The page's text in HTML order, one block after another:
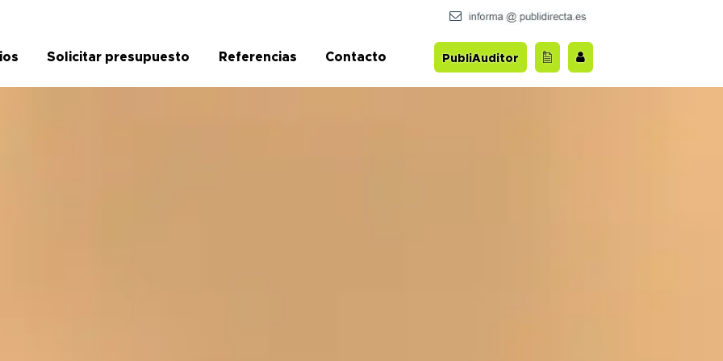
Solicitar presupuesto Referencias Contacto PubliAuditor